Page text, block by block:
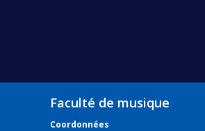
Faculté de musique
Coordonnées